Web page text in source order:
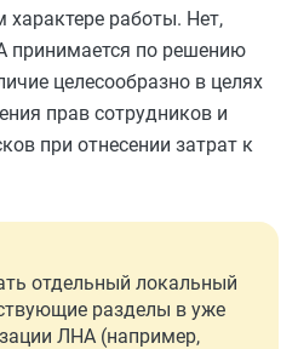
работы. Нет,
принимается по решению
целесообразно в целях
прав сотрудников и
при отнесении затрат к
отдельный локальный
разделы в уже
ЛНА (например,